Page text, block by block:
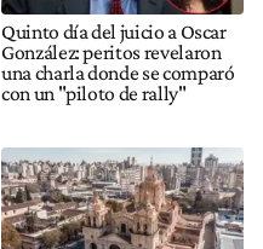
Quinto día del juicio a Oscar
González: peritos revelaron
una charla donde se comparó
con un "piloto de rally"